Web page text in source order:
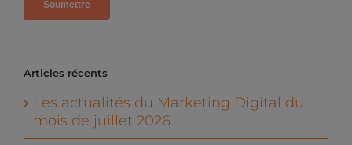
Articles récents
Les actualités du Marketing Digital du
mois de juillet 2026